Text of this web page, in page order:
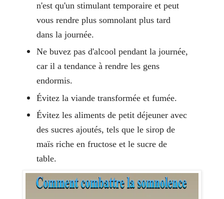
n'est qu'un stimulant temporaire et peut
vous rendre plus somnolant plus tard
dans la journée.
Ne buvez pas d'alcool pendant la journée,
car il a tendance à rendre les gens
endormis.
Évitez la viande transformée et fumée.
Évitez les aliments de petit déjeuner avec
des sucres ajoutés, tels que le sirop de
maïs riche en fructose et le sucre de
table.